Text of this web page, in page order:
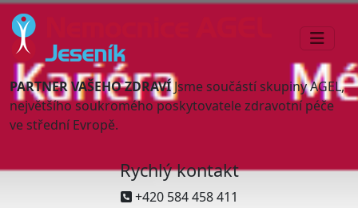
PARTNER VAŠEHO ZDRAVÍJsme součástí skupiny AGEL,
největšího soukromého poskytovatele zdravotní péče
ve střední Evropě.
Rychlý kontakt
+420 584 458 411